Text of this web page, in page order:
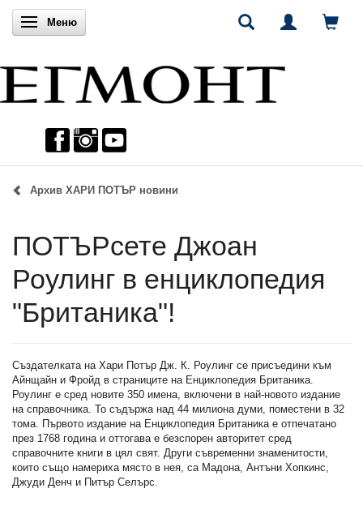
Включи навигацията
Меню
Архив ХАРИ ПОТЪР новини
ПОТЪРсете Джоан
Роулинг в енциклопедия
"Британика"!
Създателката на Хари Потър Дж. К. Роулинг се присъедини към
Айнщайн и Фройд в страниците на Енциклопедия Британика.
Роулинг е сред новите 350 имена, включени в най-новото издание
на справочника. То съдържа над 44 милиона думи, поместени в 32
тома. Първото издание на Енциклопедия Британика е отпечатано
през 1768 година и оттогава е безспорен авторитет сред
справочните книги в цял свят. Други съвременни знаменитости,
които също намериха място в нея, са Мадона, Антъни Хопкинс,
Джуди Денч и Питър Селърс.